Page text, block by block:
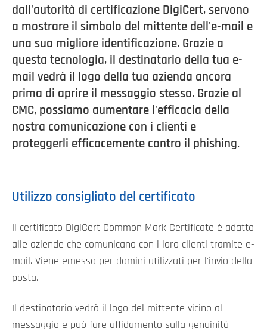
dall'autorità di certificazione DigiCert, servono
a mostrare il simbolo del mittente dell'e-mail e
una sua migliore identificazione. Grazie a
questa tecnologia, il destinatario della tua e-
mail vedrà il logo della tua azienda ancora
prima di aprire il messaggio stesso. Grazie al
CMC, possiamo aumentare l'efficacia della
nostra comunicazione con i clienti e
proteggerli efficacemente contro il phishing.
Utilizzo consigliato del certificato
Il certificato DigiCert Common Mark Certificate è adatto
alle aziende che comunicano con i loro clienti tramite e-
mail. Viene emesso per domini utilizzati per l'invio della
posta.
Il destinatario vedrà il logo del mittente vicino al
messaggio e può fare affidamento sulla genuinità